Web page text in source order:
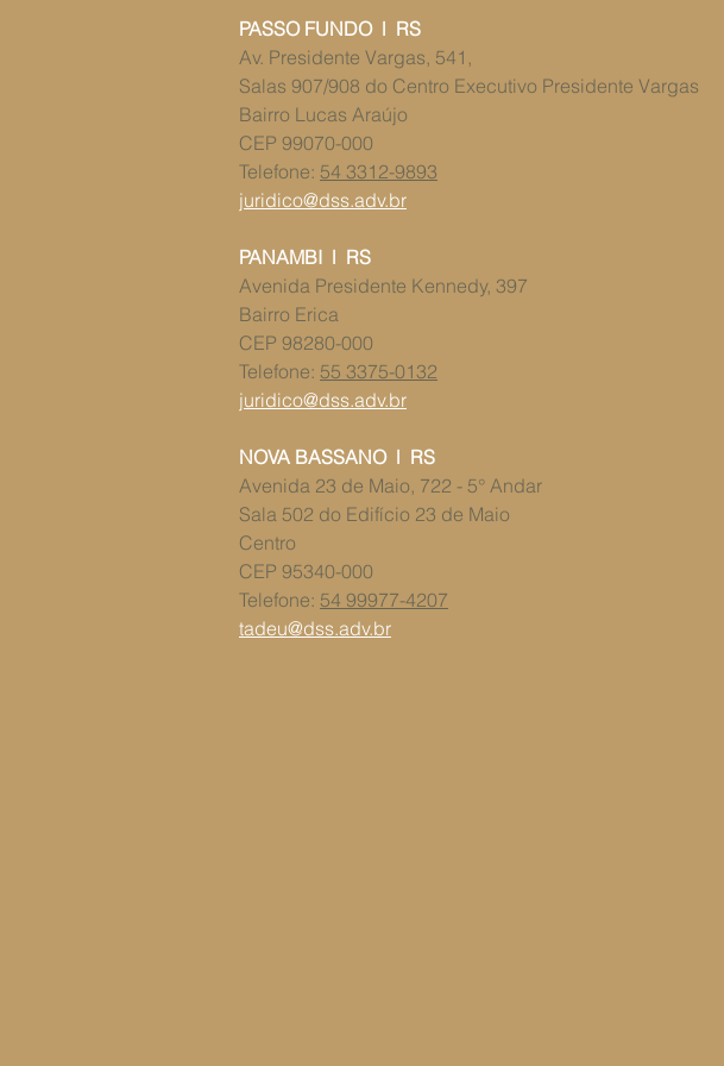
PASSO FUNDO l RS
Av. Presidente Vargas, 541,
Salas 907/908 ​​do Centro Executivo Presidente Vargas
Bairro Lucas Araújo
CEP 99070-000
Telefone: 54 3312-9893
juridico@dss.adv.br
PANAMBI l RS
​​Avenida Presidente Kennedy, 397
Bairro Erica
CEP 98280-000
Telefone: 55 3375-0132
juridico@dss.adv.br
NOVA BASSANO l RS
Avenida 23 de Maio, 722 - 5° Andar
Sala 502 do ​Edifício 23 de Maio
Centro
CEP 95340-000
Telefone: 54 99977-4207
tadeu@dss.adv.br